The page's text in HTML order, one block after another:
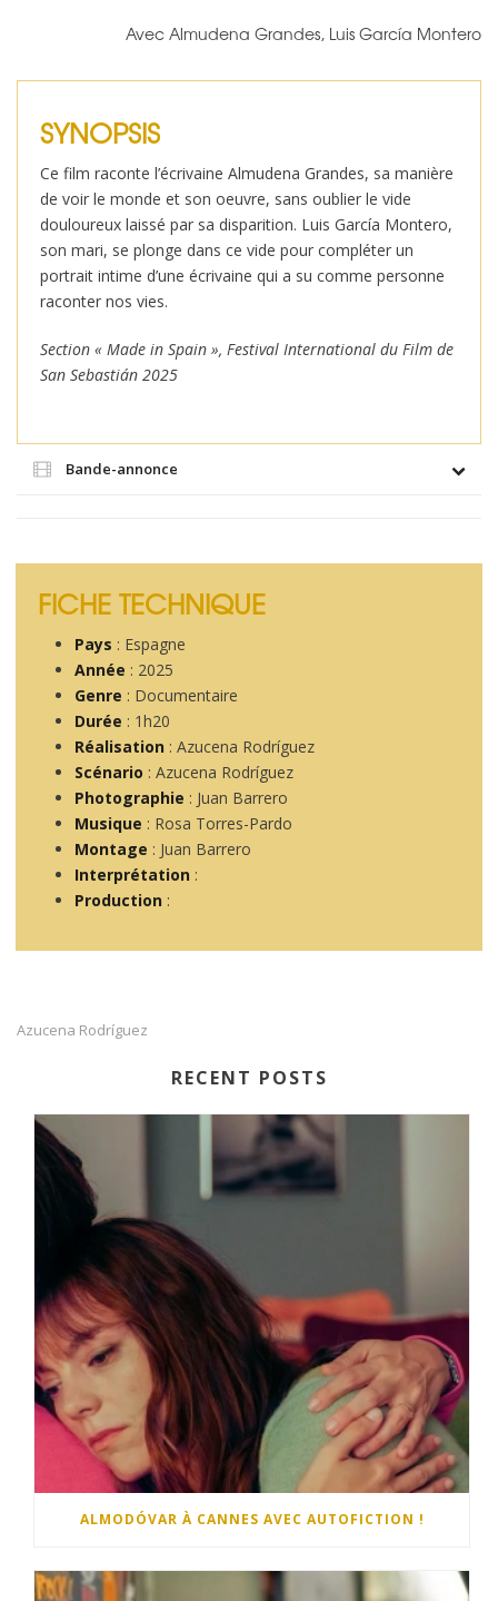
Avec Almudena Grandes, Luis García Montero
SYNOPSIS
Ce film raconte l’écrivaine Almudena Grandes, sa manière
de voir le monde et son oeuvre, sans oublier le vide
douloureux laissé par sa disparition. Luis García Montero,
son mari, se plonge dans ce vide pour compléter un
portrait intime d’une écrivaine qui a su comme personne
raconter nos vies.
Section « Made in Spain », Festival International du Film de
San Sebastián 2025
Bande-annonce
FICHE TECHNIQUE
Pays : Espagne
Année : 2025
Genre : Documentaire
Durée : 1h20
Réalisation: Azucena Rodríguez
Scénario : Azucena Rodríguez
Photographie : Juan Barrero
Musique : Rosa Torres-Pardo
Montage : Juan Barrero
Interprétation:
Production:
Azucena Rodríguez
RECENT POSTS
ALMODÓVAR À CANNES AVEC AUTOFICTION !